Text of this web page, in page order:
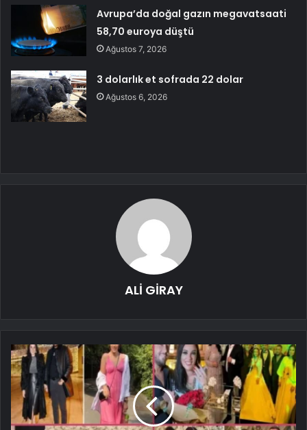
Avrupa’da doğal gazın megavatsaati
58,70 euroya düştü
Ağustos 7, 2026
3 dolarlık et sofrada 22 dolar
Ağustos 6, 2026
ALİ GİRAY